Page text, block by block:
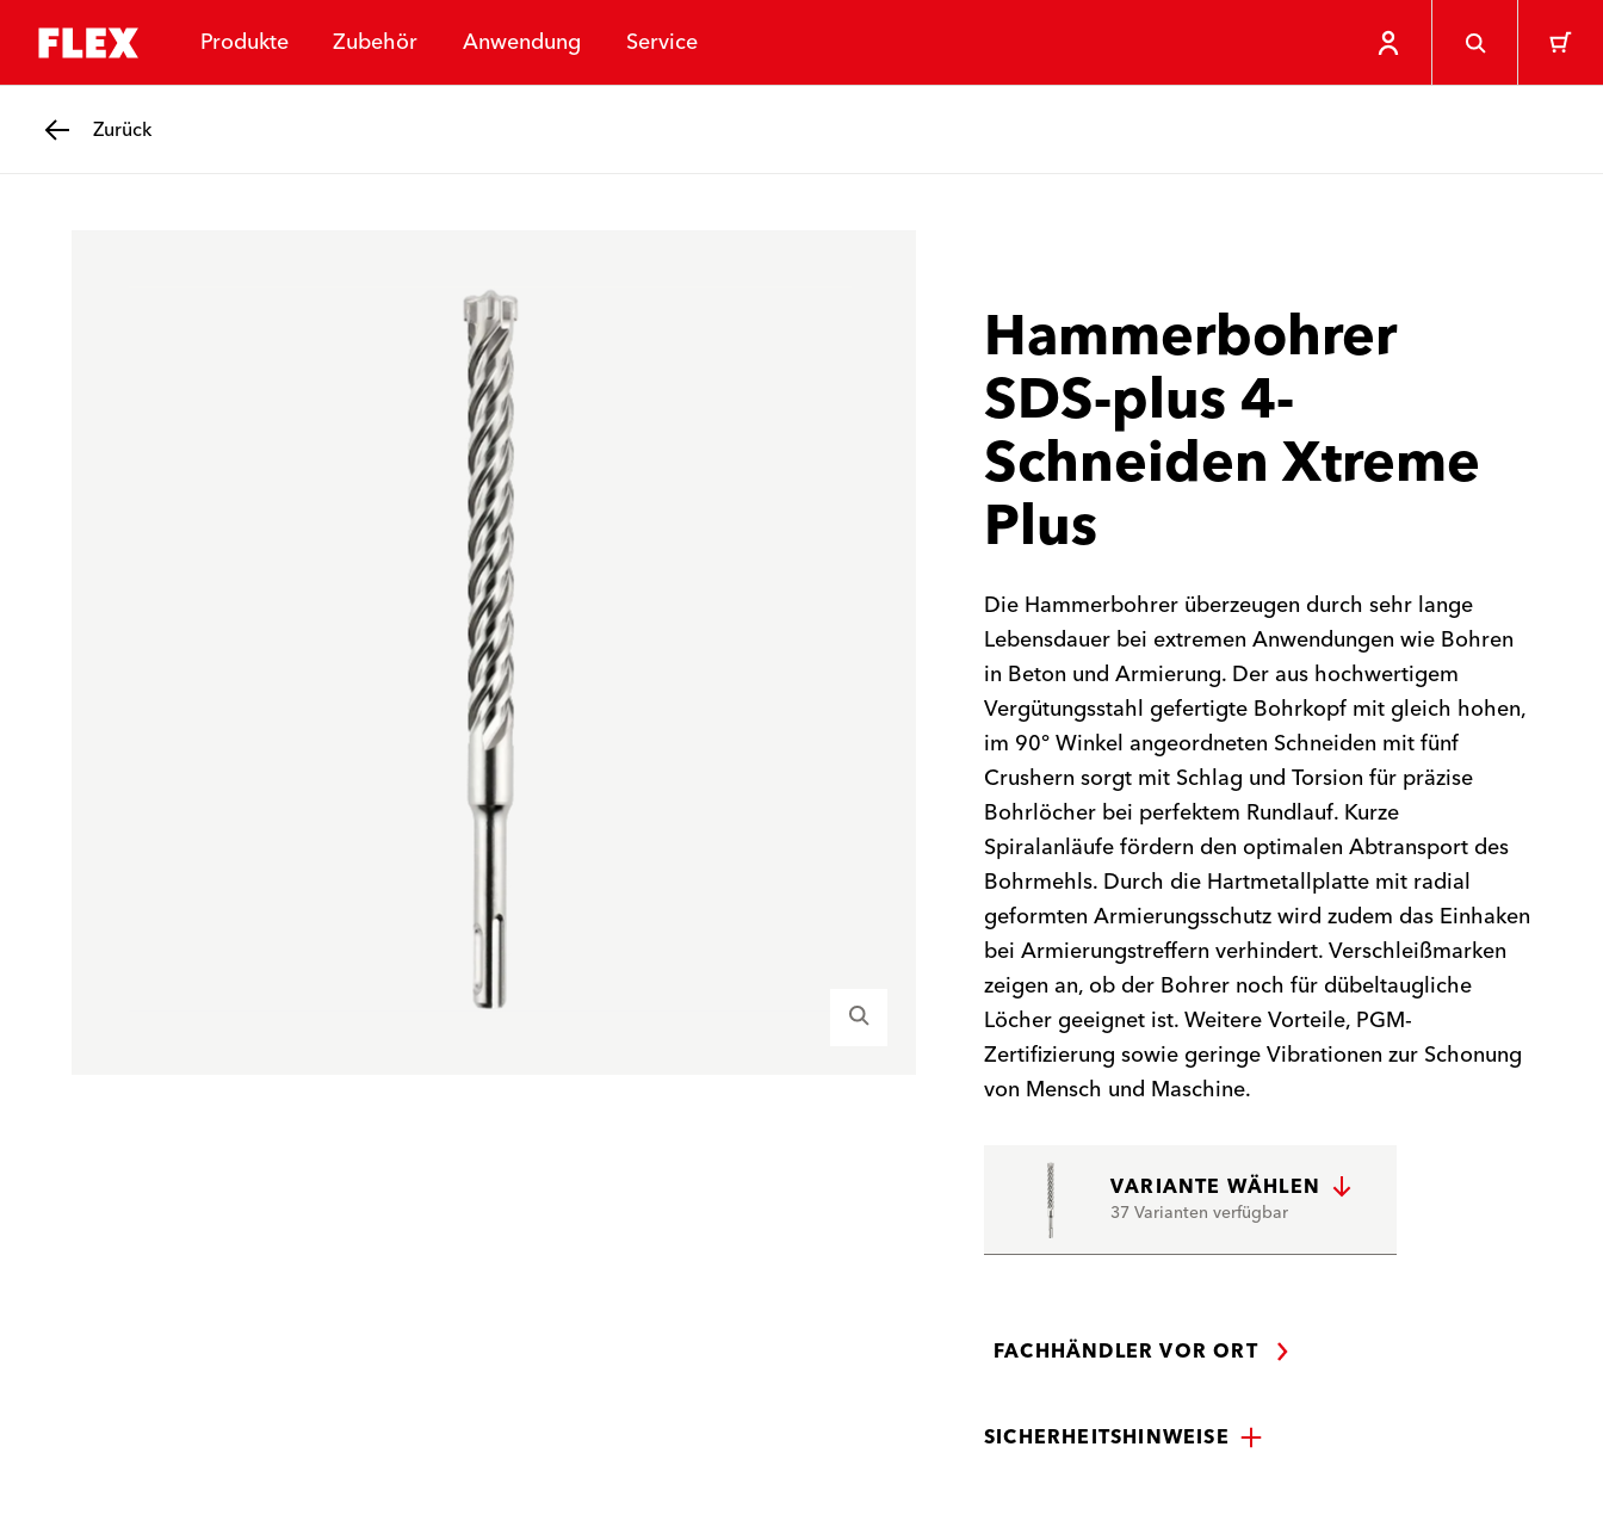
Produkte Zubehör Anwendung Service
Zurück
Hammerbohrer
SDS-plus 4-
Schneiden Xtreme
Plus
Die Hammerbohrer überzeugen durch sehr lange
Lebensdauer bei extremen Anwendungen wie Bohren
in Beton und Armierung. Der aus hochwertigem
Vergütungsstahl gefertigte Bohrkopf mit gleich hohen,
im 90° Winkel angeordneten Schneiden mit fünf
Crushern sorgt mit Schlag und Torsion für präzise
Bohrlöcher bei perfektem Rundlauf. Kurze
Spiralanläufe fördern den optimalen Abtransport des
Bohrmehls. Durch die Hartmetallplatte mit radial
geformten Armierungsschutz wird zudem das Einhaken
bei Armierungstreffern verhindert. Verschleißmarken
zeigen an, ob der Bohrer noch für dübeltaugliche
Löcher geeignet ist. Weitere Vorteile, PGM-
Zertifizierung sowie geringe Vibrationen zur Schonung
von Mensch und Maschine.
VARIANTE WÄHLEN
37 Varianten verfügbar
FACHHÄNDLER VOR ORT
SICHERHEITSHINWEISE